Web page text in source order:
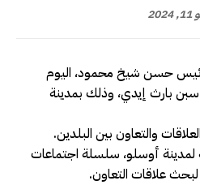
الرئيس حسن شيخ محمود، اليوم
إسبن بارث إيدي، وذلك بمدينة
والتعاون بين البلدين.
أوسلو، سلسلة اجتماعات
لبحث علاقات التعاون.